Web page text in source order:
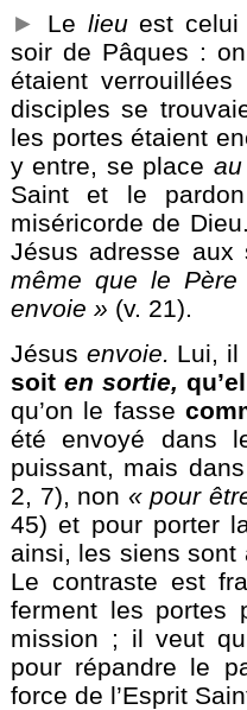
►
Le lieuest
soir de Pâques :
étaient
disciples se
les portes étaient
y entre, se place
Saint et le
miséricorde de
Jésus adresse
même que le Père
envoie » (v. 21).
Jésus envoie. Lui, il
soit en sortie,
qu’on le fasse
été envoyé dans
puissant, mais
2, 7), non « pour
45) et pour porter
ainsi, les siens sont
Le contraste est
ferment les portes
mission ; il veut
pour répandre le
force de l’Esprit